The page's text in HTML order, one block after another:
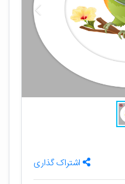
اشتراک گذاری